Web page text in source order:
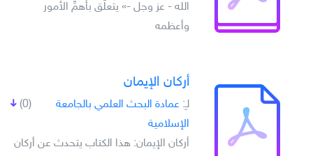
الله - عز وجل -» يتعلَّق بأهمِّ الأمور
وأعظمه
أركان الإيمان
(0) لـِ: عمادة البحث العلمي بالجامعة
الإسلامية
أركان الإيمان: هذا الكتاب يتحدث عن أركان